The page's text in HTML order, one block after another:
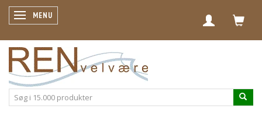
SKIFTE NAVIGATION
MENU